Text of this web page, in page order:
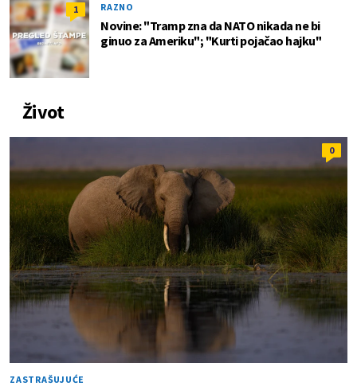
1 RAZNO
Novine: "Tramp zna da NATO nikada ne bi
ginuo za Ameriku"; "Kurti pojačao hajku"
Život
0
ZASTRAŠUJUĆE